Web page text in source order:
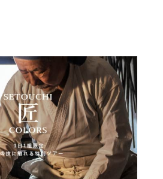
ふるさと図鑑
ふるさと文庫
ふるさと散歩
人・もの・こと
SELECT SETOUCHI
グループのおみやげ開発
山海苔シリーズ
んなのドーナツ
育ちのアイスバー
CATALOG
さとあっ晴れ認定
TRAIN
観光列車